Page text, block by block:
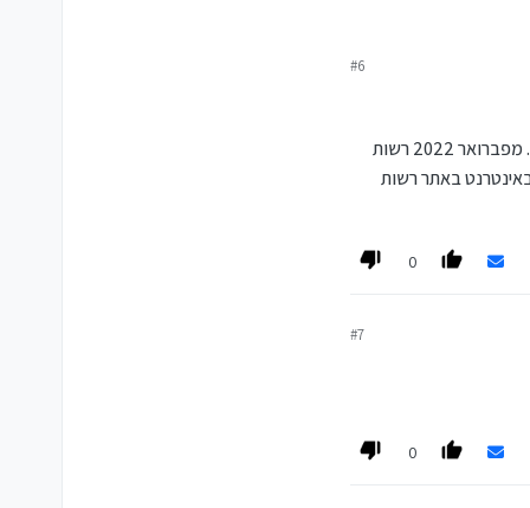
#6
עד לפברואר 2022, מי שמעולם לא הגיש בקשה למענק עבודה היה צריך להגיע לסניף הדואר ולמלא את הבקשה הראשונה שם. מפברואר 2022 רשות
באתר רשות
0
#7
0